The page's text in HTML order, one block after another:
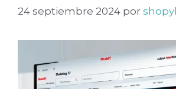
24 septiembre 2024 por